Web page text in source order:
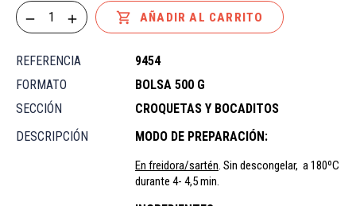
 AÑADIR AL CARRITO
REFERENCIA
9454
FORMATO
BOLSA 500 G
SECCIÓN
CROQUETAS Y BOCADITOS
DESCRIPCIÓN
MODO DE PREPARACIÓN:
En freidora/sartén. Sin descongelar, a 180ºC
durante 4- 4,5 min.